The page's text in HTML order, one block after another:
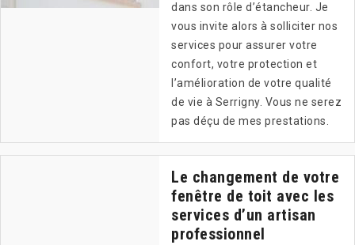
dans son rôle d’étancheur. Je
vous invite alors à solliciter nos
services pour assurer votre
confort, votre protection et
l’amélioration de votre qualité
de vie à Serrigny. Vous ne serez
pas déçu de mes prestations.
Le changement de votre
fenêtre de toit avec les
services d’un artisan
professionnel